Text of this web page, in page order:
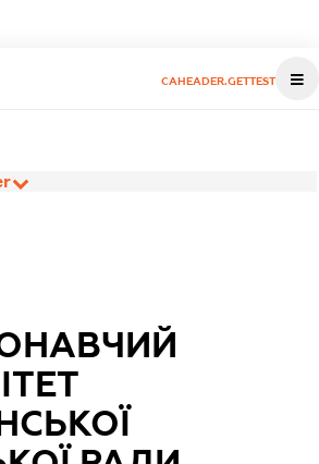
CAHEADER.GETTEST